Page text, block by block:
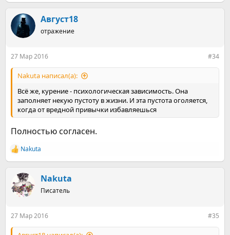
к
ц
и
Август18
отражение
27 Мар 2016 #34
Nakuta написал(а):
Всё же, курение - психологическая зависимость. Она
заполняет некую пустоту в жизни. И эта пустота оголяется,
когда от вредной привычки избавляешься
Полностью согласен.
Р
е
ц
и
Nakuta
Nakuta
Писатель
27 Мар 2016 #35